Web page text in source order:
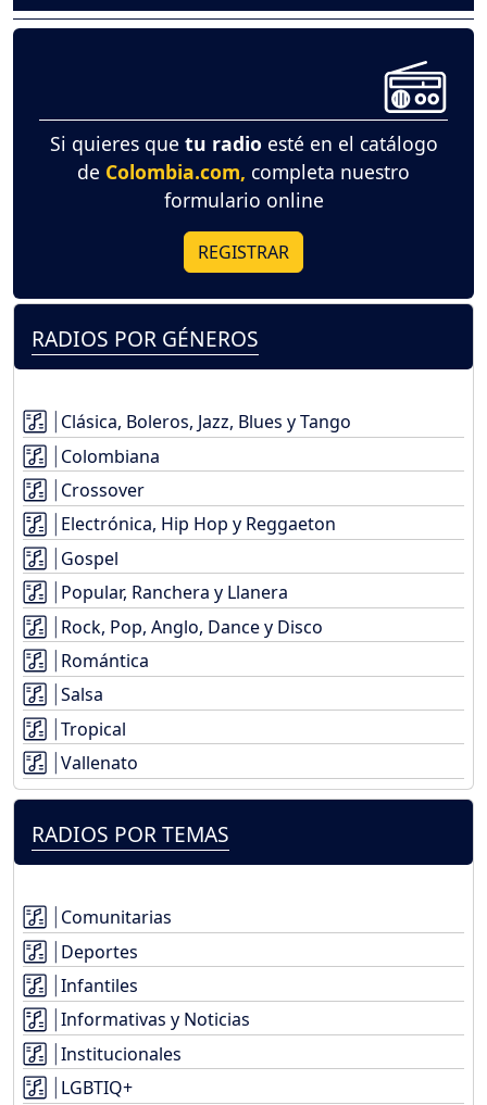
Si quieres que tu radio esté en el catálogo
de Colombia.com, completa nuestro
formulario online
REGISTRAR
RADIOS POR GÉNEROS
Clásica, Boleros, Jazz, Blues y Tango
Colombiana
Crossover
Electrónica, Hip Hop y Reggaeton
Gospel
Popular, Ranchera y Llanera
Rock, Pop, Anglo, Dance y Disco
Romántica
Salsa
Tropical
Vallenato
RADIOS POR TEMAS
Comunitarias
Deportes
Infantiles
Informativas y Noticias
Institucionales
LGBTIQ+